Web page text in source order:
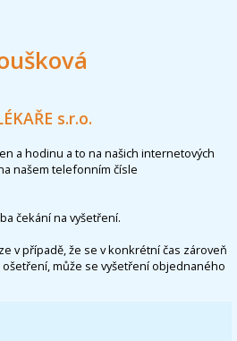
s.r.o.
a hodinu a to na našich internetových
našem telefonním čísle
čekání na vyšetření.
v případě, že se v konkrétní čas zároveň
může se vyšetření objednaného